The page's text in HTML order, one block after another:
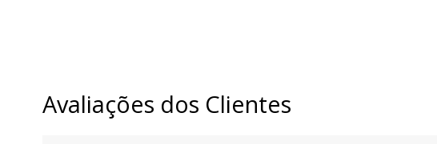
Avaliações dos Clientes